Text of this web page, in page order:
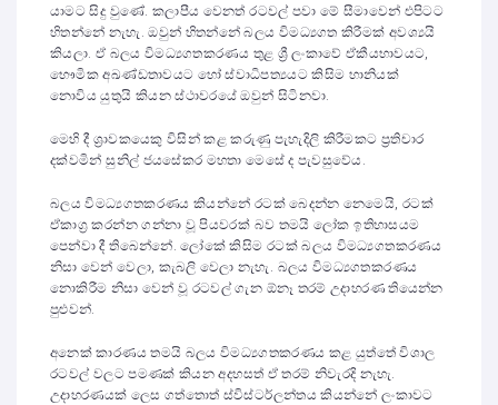
යාමට සිදු වුණේ. කලාපීය වෙනත් රටවල් පවා මේ සීමාවෙන් එපිටට
හිතන්නේ නැහැ. ඔවුන් හිතන්නේ බලය විමධ්‍යගත කිරීමක් අවශ්‍යයි
කියලා. ඒ බලය විමධ්‍යගතකරණය තුළ ශ්‍රී ලංකාවේ ඒකීයභාවයට,
භෞමික අඛණ්ඩතාවයට හෝ ස්වාධිපත්‍යයට කිසිම හානියක්
නොවිය යුතුයි කියන ස්ථාවරයේ ඔවුන් සිටිනවා.
මෙහි දී ශ්‍රාවකයෙකු විසින් කළ කරුණු පැහැදිලි කිරීමකට ප්‍රතිචාර
දක්වමින් සුනිල් ජයසේකර මහතා මෙසේ ද පැවසුවේය.
බලය විමධ්‍යගතකරණය කියන්නේ රටක් බෙදන්න නෙමෙයි, රටක්
ඒකාග්‍ර කරන්න ගන්නා වූ පියවරක් බව තමයි ලෝක ඉතිහාසයම
පෙන්වා දී තිබෙන්නේ. ලෝකේ කිසිම රටක් බලය විමධ්‍යගතකරණය
නිසා වෙන් වෙලා, කැබලි වෙලා නැහැ. බලය විමධ්‍යගතකරණය
නොකිරීම නිසා වෙන් වූ රටවල් ගැන ඕනෑ තරම් උදාහරණ තියෙන්න
පුළුවන්.
අනෙක් කාරණය තමයි බලය විමධ්‍යගතකරණය කළ යුත්තේ විශාල
රටවල් වලට පමණක් කියන අදහසත් ඒ තරම් නිවැරදි නැහැ.
උදාහරණයක් ලෙස ගත්තොත් ස්විස්ටර්ලන්තය කියන්නේ ලංකාවට